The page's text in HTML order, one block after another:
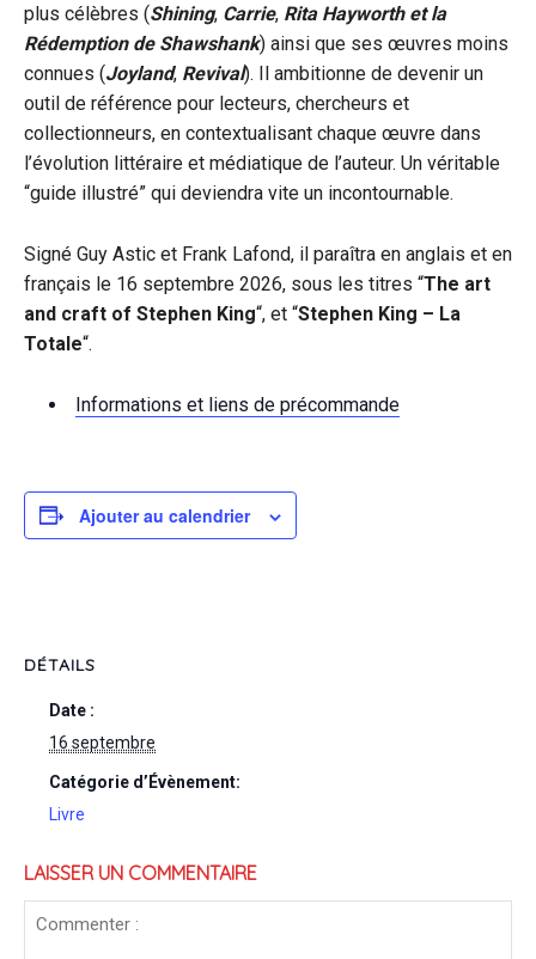
plus célèbres (Shining, Carrie, Rita Hayworth et la
Rédemption de Shawshank) ainsi que ses œuvres moins
connues (Joyland, Revival). Il ambitionne de devenir un
outil de référence pour lecteurs, chercheurs et
collectionneurs, en contextualisant chaque œuvre dans
l’évolution littéraire et médiatique de l’auteur. Un véritable
“guide illustré” qui deviendra vite un incontournable.
Signé Guy Astic et Frank Lafond, il paraîtra en anglais et en
français le 16 septembre 2026, sous les titres “The art
and craft of Stephen King“, et “Stephen King – La
Totale“.
Informations et liens de précommande
Ajouter au calendrier
DÉTAILS
Date :
16 septembre
Catégorie d’Évènement:
Livre
LAISSER UN COMMENTAIRE